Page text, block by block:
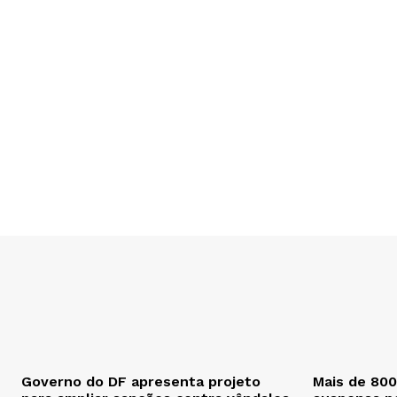
Governo do DF apresenta projeto
Mais de